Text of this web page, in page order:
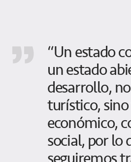
“Un estado
un estado
desarrollo,
turístico,
económico,
social, por lo